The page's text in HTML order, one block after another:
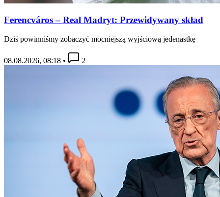
Ferencváros – Real Madryt: Przewidywany skład
Dziś powinniśmy zobaczyć mocniejszą wyjściową jedenastkę
08.08.2026, 08:18 • 2